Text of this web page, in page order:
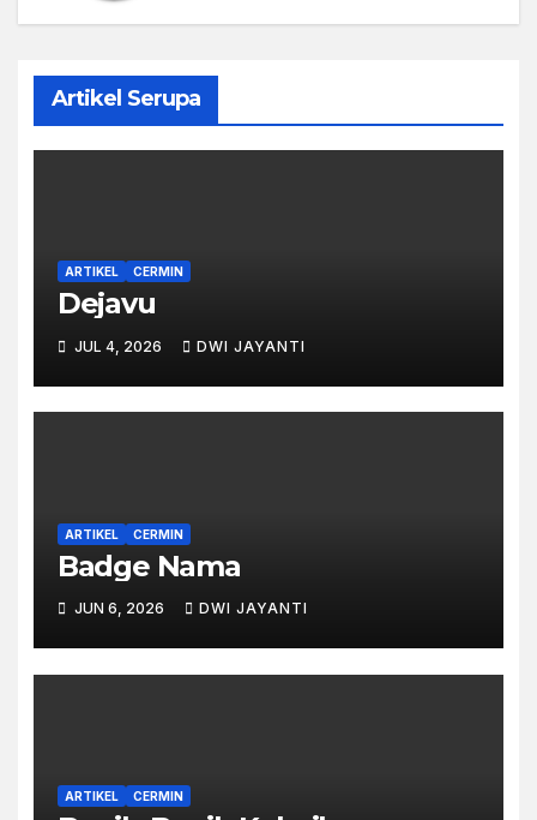
Artikel Serupa
ARTIKEL CERMIN
Dejavu
JUL 4, 2026 DWI JAYANTI
ARTIKEL CERMIN
Badge Nama
JUN 6, 2026 DWI JAYANTI
ARTIKEL CERMIN